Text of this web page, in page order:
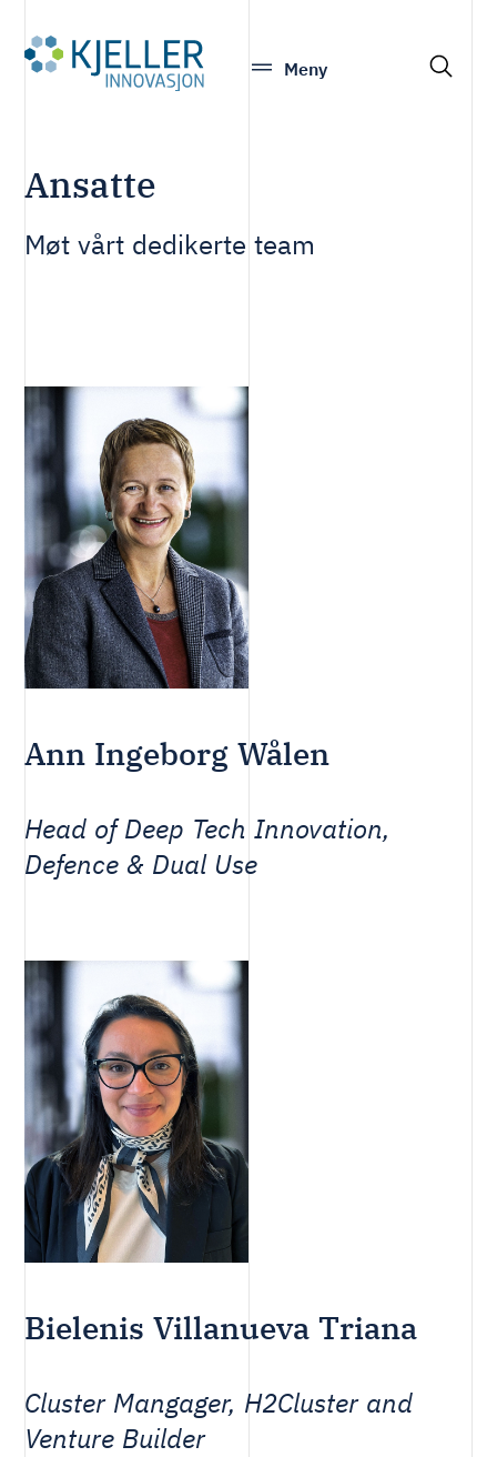
Meny
Ansatte
Møt vårt dedikerte team
Ann Ingeborg Wålen
Head of Deep Tech Innovation,
Defence & Dual Use
Bielenis Villanueva Triana
Cluster Mangager, H2Cluster and
Venture Builder